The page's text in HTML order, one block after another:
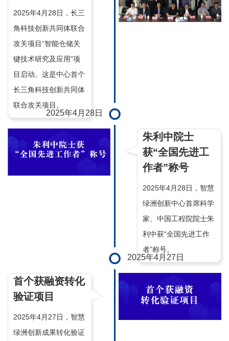
2025年4月28日，长三
角科技创新共同体联合
攻关项目“智能仓储关
键技术研究及应用”项
目启动。这是中心首个
长三角科技创新共同体
联合攻关项目。
朱利中院士
获“全国先进工
作者”称号
2025年4月28日，智慧
绿洲创新中心首席科学
家、中国工程院院士朱
利中获“全国先进工作
者”称号。
2025年4月28日
首个获融资转化
验证项目
2025年4月27日，智慧
绿洲创新成果转化验证
2025年4月27日